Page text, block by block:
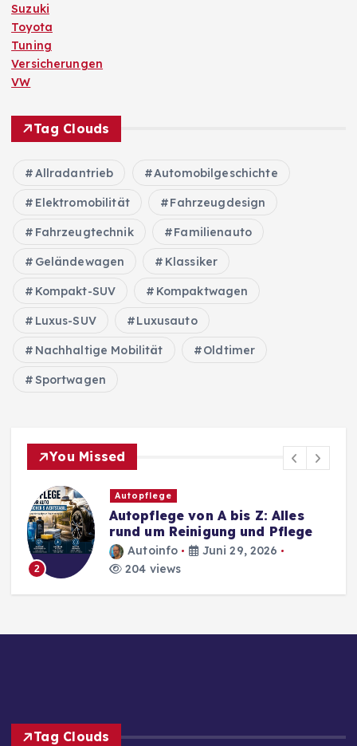
Suzuki
Toyota
Tuning
Versicherungen
VW
Tag Clouds
Allradantrieb Automobilgeschichte
Elektromobilität Fahrzeugdesign
Fahrzeugtechnik Familienauto
Geländewagen Klassiker
Kompakt-SUV Kompaktwagen
Luxus-SUV Luxusauto
Nachhaltige Mobilität Oldtimer
Sportwagen
You Missed
2
Autopflege
Autopflege von A bis Z: Alles
rund um Reinigung und Pflege
Autoinfo
Juni 29, 2026
204 views
Tag Clouds